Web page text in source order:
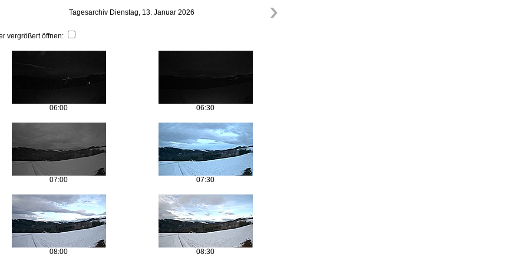
Tagesarchiv Dienstag, 13. Januar 2026
vergrößert öffnen:
06:00 06:30
07:00 07:30
08:00 08:30